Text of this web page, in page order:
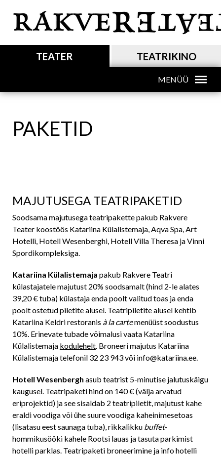
edasi
põhisisu
MAIN NAVIGATION
TEATER TEATRIKINO
MENÜÜ
PAKETID
MAJUTUSEGA TEATRIPAKETID
Soodsama majutusega teatripakette pakub Rakvere
Teater koostöös Katariina Külalistemaja, Aqva Spa, Art
Hotelli, Hotell Wesenberghi, Hotell Villa Theresa ja Vinni
Spordikompleksiga.
Katariina Külalistemaja pakub Rakvere Teatri
külastajatele majutust 20% soodsamalt (hind 2-le alates
39,20 € tuba) külastaja enda poolt valitud toas ja enda
poolt ostetud piletite alusel. Teatripiletite alusel kehtib
Katariina Keldri restoranis à la cartemenüüst soodustus
10%. Erinevate tubade võimalusi vaata Katariina
Külalistemaja kodulehelt. Broneeri majutus Katariina
Külalistemaja telefonil 32 23 943 või info@katariina.ee.
Hotell Wesenbergh asub teatrist 5-minutise jalutuskäigu
kaugusel. Teatripaketi hind on 140 € (välja arvatud
eriprojektid) ja see sisaldab 2 teatripiletit, majutust kahe
eraldi voodiga või ühe suure voodiga kaheinimesetoas
(lisatasu eest saunaga tuba), rikkalikku buffet-
hommikusööki kahele Rootsi lauas ja tasuta parkimist
hotelli parklas. Teatripaketi broneerimine ja info hotelli